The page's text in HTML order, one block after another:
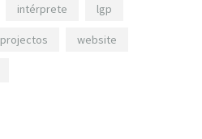
intérprete lgp
projectos website